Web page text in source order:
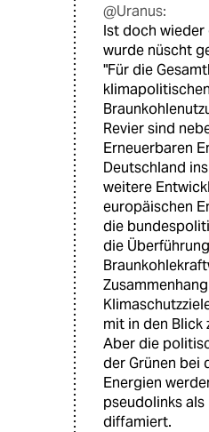
@Uranus:
Ist doch
wurde nüscht
"Für die
Revier sind
Erneuerbaren
Deutschland
weitere
europäischen
die
die
mit in den Blick
Aber die
der Grünen bei
Energien
pseudolinks
diffamiert.